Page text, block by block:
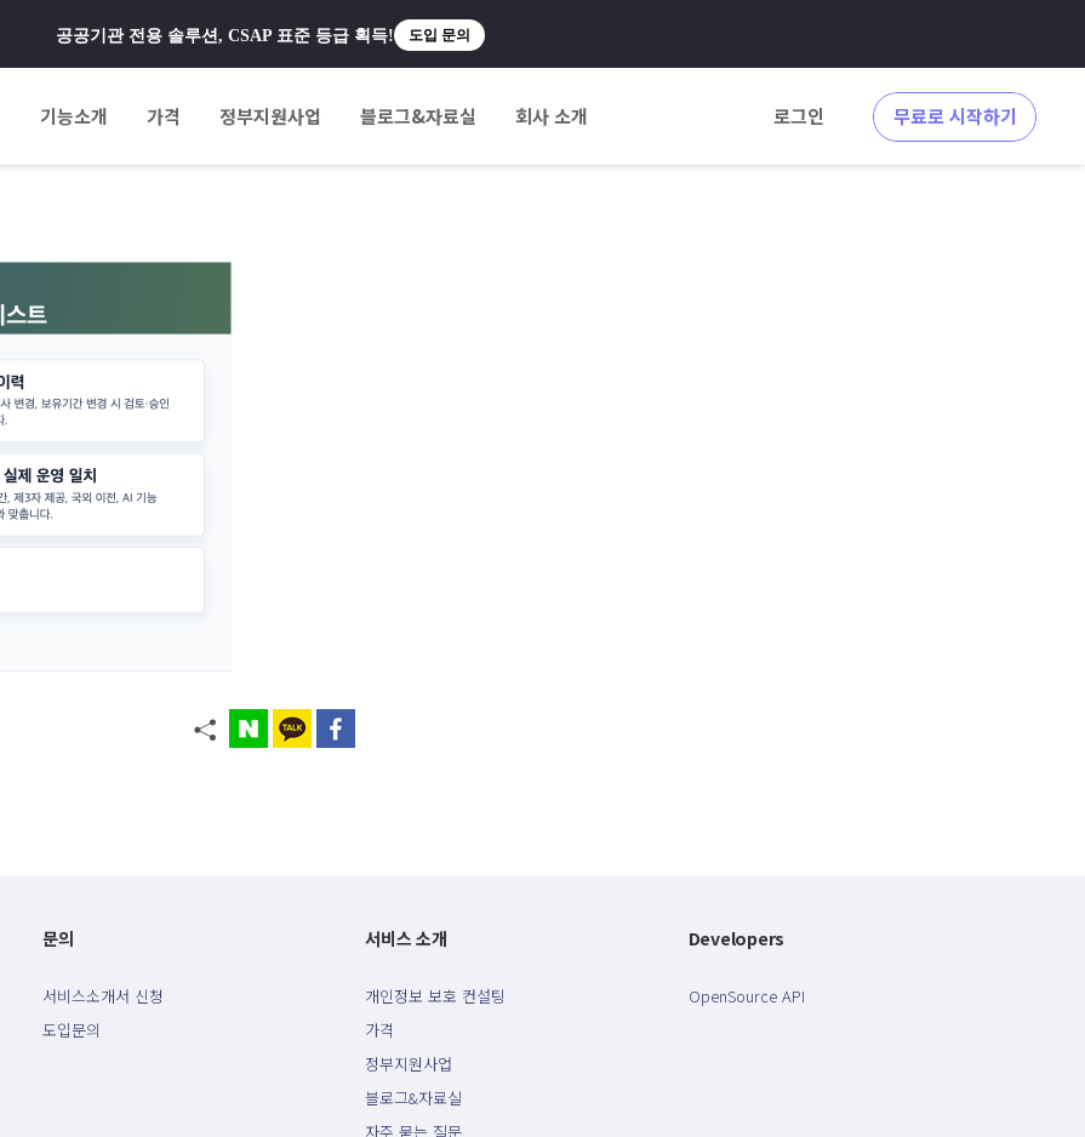
공공기관 전용 솔루션, CSAP 표준 등급 획득! 도입 문의
기능소개 가격 정부지원사업 블로그&자료실 회사 소개 로그인 무료로 시작하기
문의
서비스소개서 신청
도입문의
서비스 소개
개인정보 보호 컨설팅
가격
정부지원사업
블로그&자료실
자주 묻는 질문
Developers
OpenSource API